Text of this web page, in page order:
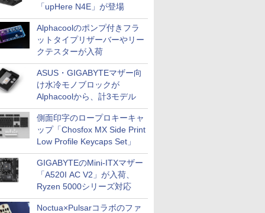
「upHere N4E」が登場
Alphacoolのポンプ付きフラ
ットタイプリザーバーやリー
クテスターが入荷
ASUS・GIGABYTEマザー向
け水冷モノブロックが
Alphacoolから、計3モデル
側面印字のロープロキーキャ
ップ「Chosfox MX Side Print
Low Profile Keycaps Set」
GIGABYTEのMini-ITXマザー
「A520I AC V2」が入荷、
Ryzen 5000シリーズ対応
Noctua×Pulsarコラボのファ